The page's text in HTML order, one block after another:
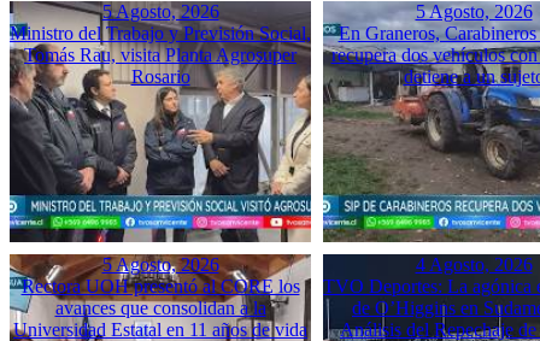
5 Agosto, 2026
Ministro del Trabajo y Previsión Social,
Tomás Rau, visita Planta Agrosuper
Rosario
5 Agosto, 2026
En Graneros,
recupera dos vehículos
detiene a un
5 Agosto, 2026
Rectora UOH presentó al CORE los
avances que consolidan a la
Universidad Estatal en 11 años de vida
4 Agosto, 2026
TVO Deportes: La agónica
de O’Higgins en
Análisis del Repechaje de